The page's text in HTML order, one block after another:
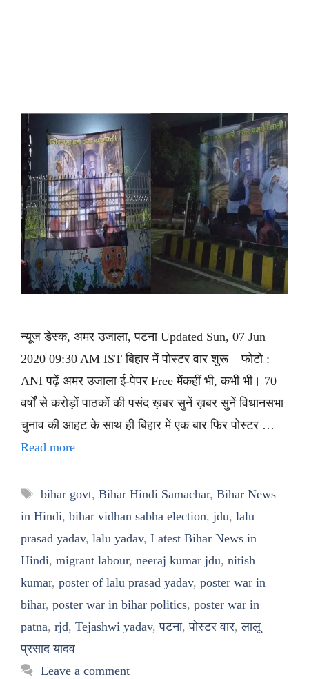
न्यूज डेस्क, अमर उजाला, पटना Updated Sun, 07 Jun
2020 09:30 AM IST बिहार में पोस्टर वार शुरू – फोटो :
ANI पढ़ें अमर उजाला ई-पेपर Free मेंकहीं भी, कभी भी। 70
वर्षों से करोड़ों पाठकों की पसंद ख़बर सुनें ख़बर सुनें विधानसभा
चुनाव की आहट के साथ ही बिहार में एक बार फिर पोस्टर …
Read more
Tags
bihar govt, Bihar Hindi Samachar, Bihar News
in Hindi, bihar vidhan sabha election, jdu, lalu
prasad yadav, lalu yadav, Latest Bihar News in
Hindi, migrant labour, neeraj kumar jdu, nitish
kumar, poster of lalu prasad yadav, poster war in
bihar, poster war in bihar politics, poster war in
patna, rjd, Tejashwi yadav,पटना,पोस्टर वार,लालू
प्रसाद यादव
Leave a comment